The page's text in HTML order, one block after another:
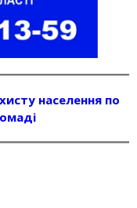
населення по